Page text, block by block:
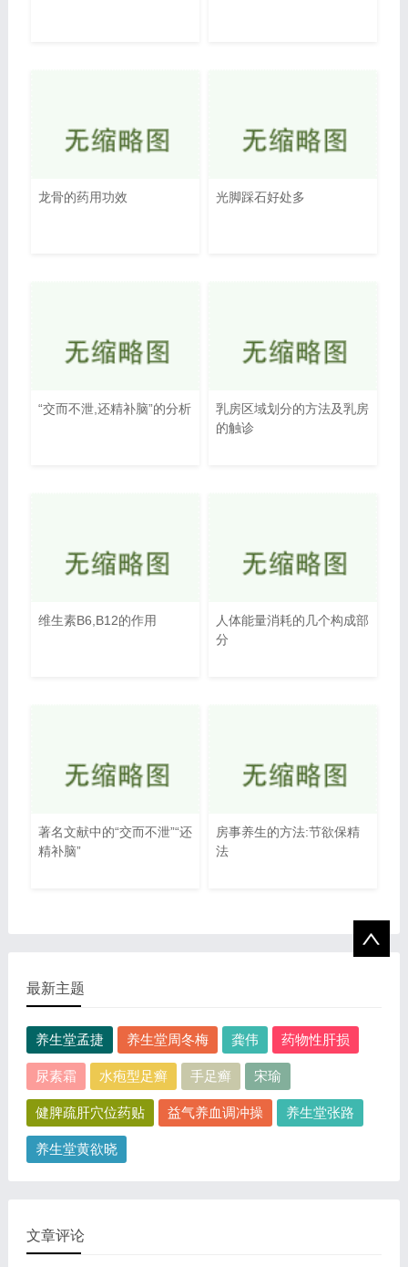
龙骨的药用功效 光脚踩石好处多
“交而不泄,还精补脑”的分析
乳房区域划分的方法及乳房
的触诊
维生素B6,B12的作用
人体能量消耗的几个构成部
分
著名文献中的“交而不泄”“还
精补脑”
房事养生的方法:节欲保精
法
最新主题
养生堂孟捷 养生堂周冬梅 龚伟 药物性肝损
尿素霜 水疱型足癣 手足癣 宋瑜
健脾疏肝穴位药贴 益气养血调冲操 养生堂张路
养生堂黄欲晓
文章评论